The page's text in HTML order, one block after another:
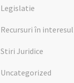
Legislatie
Recursuri în
Stiri Juridice
Uncategorized